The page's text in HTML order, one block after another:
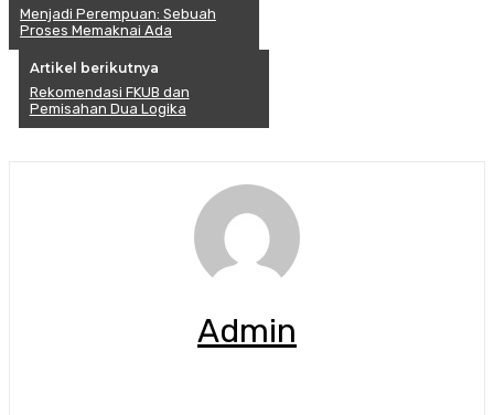
Menjadi Perempuan: Sebuah
Proses Memaknai Ada
Artikel berikutnya
Rekomendasi FKUB dan
Pemisahan Dua Logika
Admin